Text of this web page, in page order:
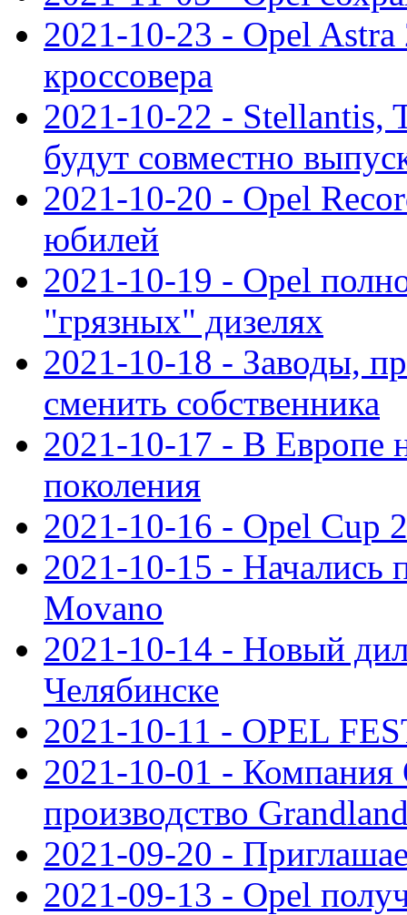
2021-10-23 - Opel Astra
кроссовера
2021-10-22 - Stellantis,
будут совместно
2021-10-20 - Opel
юбилей
2021-10-19 - Opel
"грязных" дизелях
2021-10-18 - Заводы,
сменить собственника
2021-10-17 - В Европе
поколения
2021-10-16 - Opel Cup
2021-10-15 - Начались
Movano
2021-10-14 - Новый
Челябинске
2021-10-11 - OPEL
2021-10-01 - Компания
производство
2021-09-20 -
2021-09-13 - Opel